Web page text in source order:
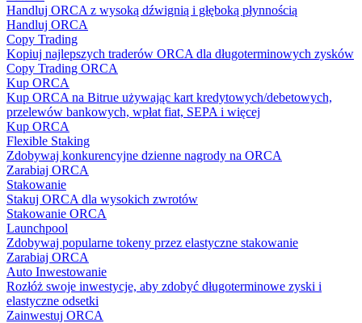
Strategie handlowe
Dowiedz się, jak zachować rentowność
Handluj ORCA z wysoką dźwignią i głęboką płynnością
Handluj ORCA
Copy Trading
Kopiuj najlepszych traderów ORCA dla długoterminowych zysków
Copy Trading ORCA
Kup ORCA
Kup ORCA na Bitrue używając kart kredytowych/debetowych,
przelewów bankowych, wpłat fiat, SEPA i więcej
Kup ORCA
Flexible Staking
Zdobywaj konkurencyjne dzienne nagrody na ORCA
Zarabiaj ORCA
Stakowanie
Stakuj ORCA dla wysokich zwrotów
Stakowanie ORCA
Launchpool
Zdobywaj popularne tokeny przez elastyczne stakowanie
Zarabiaj ORCA
Auto Inwestowanie
Rozłóż swoje inwestycje, aby zdobyć długoterminowe zyski i
elastyczne odsetki
Zainwestuj ORCA